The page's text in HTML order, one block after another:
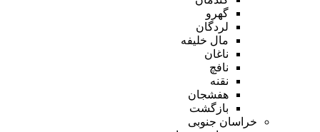
گهرو
لردگان
مال خلیفه
ناغان
نافچ
نقنه
هفشجان
بازگشت
خراسان جنوبی